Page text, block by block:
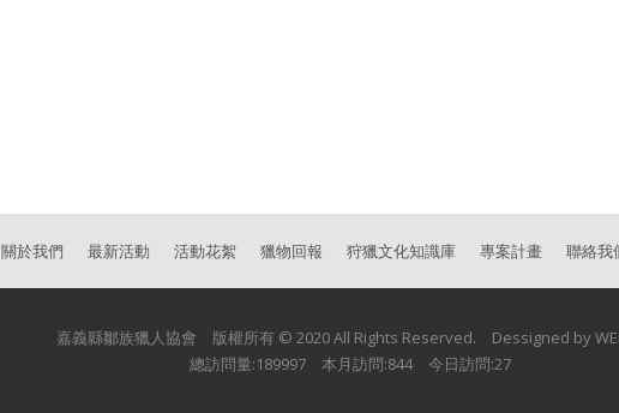
關於我們 最新活動 活動花絮 獵物回報 狩獵文化知識庫 專案計畫 聯絡我
嘉義縣鄒族獵人協會 版權所有 © 2020 All Rights Reserved. Dessigned by
總訪問量:189997 本月訪問:844 今日訪問:27